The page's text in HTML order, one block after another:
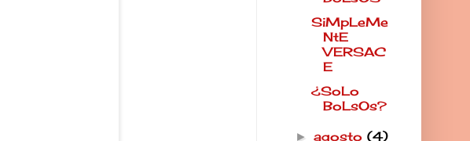
SiMpLeMe
NtE
VERSAC
E
¿SoLo
BoLsOs?
►agosto(4)